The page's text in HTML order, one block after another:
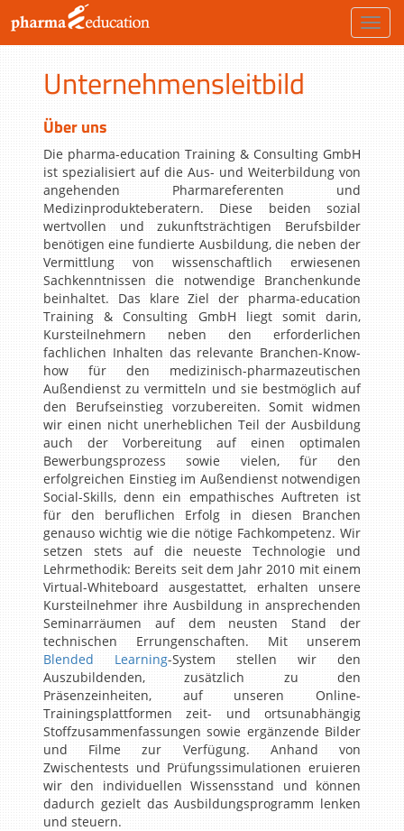
Unternehmensleitbild
Über uns
Die pharma-education Training & Consulting GmbH
ist spezialisiert auf die Aus- und Weiterbildung von
angehenden Pharmareferenten und
Medizinprodukteberatern. Diese beiden sozial
wertvollen und zukunftsträchtigen Berufsbilder
benötigen eine fundierte Ausbildung, die neben der
Vermittlung von wissenschaftlich erwiesenen
Sachkenntnissen die notwendige Branchenkunde
beinhaltet. Das klare Ziel der pharma-education
Training & Consulting GmbH liegt somit darin,
Kursteilnehmern neben den erforderlichen
fachlichen Inhalten das relevante Branchen-Know-
how für den medizinisch-pharmazeutischen
Außendienst zu vermitteln und sie bestmöglich auf
den Berufseinstieg vorzubereiten. Somit widmen
wir einen nicht unerheblichen Teil der Ausbildung
auch der Vorbereitung auf einen optimalen
Bewerbungsprozess sowie vielen, für den
erfolgreichen Einstieg im Außendienst notwendigen
Social-Skills, denn ein empathisches Auftreten ist
für den beruflichen Erfolg in diesen Branchen
genauso wichtig wie die nötige Fachkompetenz. Wir
setzen stets auf die neueste Technologie und
Lehrmethodik: Bereits seit dem Jahr 2010 mit einem
Virtual-Whiteboard ausgestattet, erhalten unsere
Kursteilnehmer ihre Ausbildung in ansprechenden
Seminarräumen auf dem neusten Stand der
technischen Errungenschaften. Mit unserem
Blended Learning-System stellen wir den
Auszubildenden, zusätzlich zu den
Präsenzeinheiten, auf unseren Online-
Trainingsplattformen zeit- und ortsunabhängig
Stoffzusammenfassungen sowie ergänzende Bilder
und Filme zur Verfügung. Anhand von
Zwischentests und Prüfungssimulationen eruieren
wir den individuellen Wissensstand und können
dadurch gezielt das Ausbildungsprogramm lenken
und steuern.